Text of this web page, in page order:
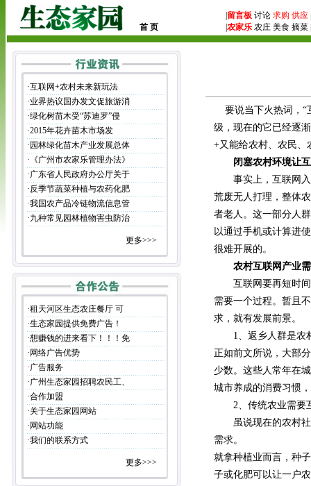
首 页
留言板 讨论 求购 供应
农家乐 农庄 美食 摘菜 |
·互联网+农村未来新玩法
·业界热议国办发文促旅游消
·绿化树苗木受“苏迪罗”侵
·2015年花卉苗木市场发
· 园林绿化苗木产业发展总体
· 《广州市农家乐管理办法》
·广东省人民政府办公厅关于
·反季节蔬菜种植与农药化肥
·我国农产品冷链物流信息管
·九种常见园林植物害虫防治
更多>>>
·租天河区生态农庄餐厅 可
·生态家园提供免费广告！
·想赚钱的进来看下！！！免
· 网络广告优势
·广告服务
·广州生态家园招聘农民工、
·合作加盟
·关于生态家园网站
· 网站功能
·我们的联系方式
更多>>>
要说当下火热词，“
级，现在的它已经逐
+又能给农村、农民、
闭塞农村环境让
事实上，互联网入
荒废无人打理，整体
者老人。这一部分人
以通过手机或计算进
很难开展的。
农村互联网产业需
互联网要再短时间
需要一个过程。暂且
求，就有发展前景。
1、返乡人群是农
正如前文所说，大部
少数。这些人常年在
城市养成的消费习惯
2、传统农业需要
虽说现在的农村社
需求。
就拿种植业而言，种
子或化肥可以让一户